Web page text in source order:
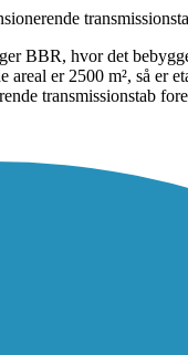
BBR, hvor det
er 2500 m², så
transmissionstab